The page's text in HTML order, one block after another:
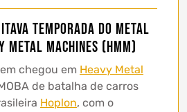
temporada do Metal
Metal Machines (HMM)
chegou em Heavy Metal
de batalha de carros
Hoplon, com o